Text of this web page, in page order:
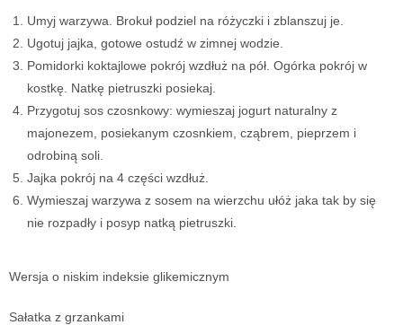
Umyj warzywa. Brokuł podziel na różyczki i zblanszuj je.
Ugotuj jajka, gotowe ostudź w zimnej wodzie.
Pomidorki koktajlowe pokrój wzdłuż na pół. Ogórka pokrój w
kostkę. Natkę pietruszki posiekaj.
Przygotuj sos czosnkowy: wymieszaj jogurt naturalny z
majonezem, posiekanym czosnkiem, cząbrem, pieprzem i
odrobiną soli.
Jajka pokrój na 4 części wzdłuż.
Wymieszaj warzywa z sosem na wierzchu ułóż jaka tak by się
nie rozpadły i posyp natką pietruszki.
Wersja o niskim indeksie glikemicznym
Sałatka z grzankami